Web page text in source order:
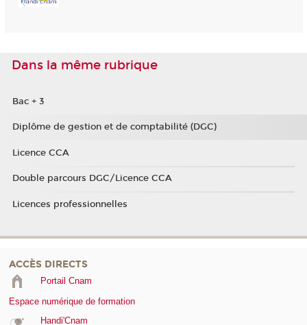
Dans la même rubrique
Bac + 3
Diplôme de gestion et de comptabilité (DGC)
Licence CCA
Double parcours DGC/Licence CCA
Licences professionnelles
ACCÈS DIRECTS
Portail Cnam
Espace numérique de formation
Handi'Cnam